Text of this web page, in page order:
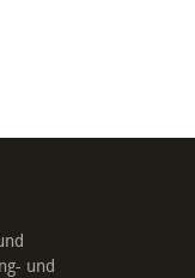
und